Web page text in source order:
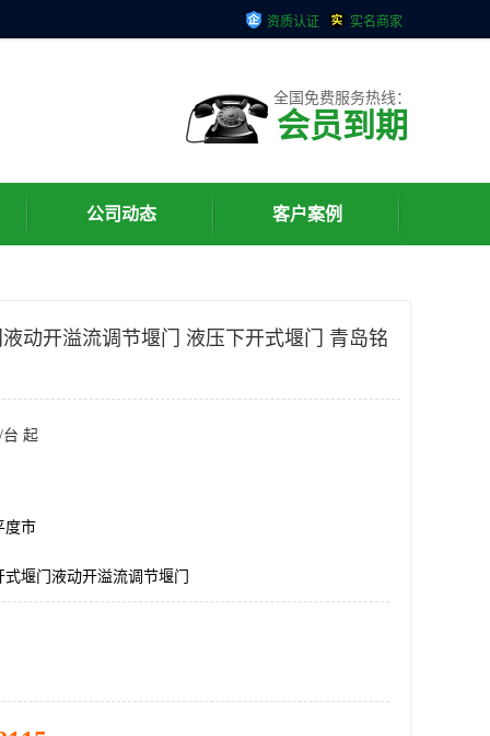
资质认证 实名商家
全国免费服务热线：
会员到期
公司动态 客户案例
动开溢流调节堰门 液压下开式堰门 青岛铭
起
度市
堰门液动开溢流调节堰门